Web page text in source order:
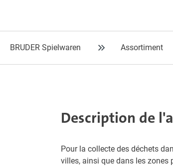
BRUDER Spielwaren Assortiment
Description de
Pour la collecte des déchets
villes, ainsi que dans les zones